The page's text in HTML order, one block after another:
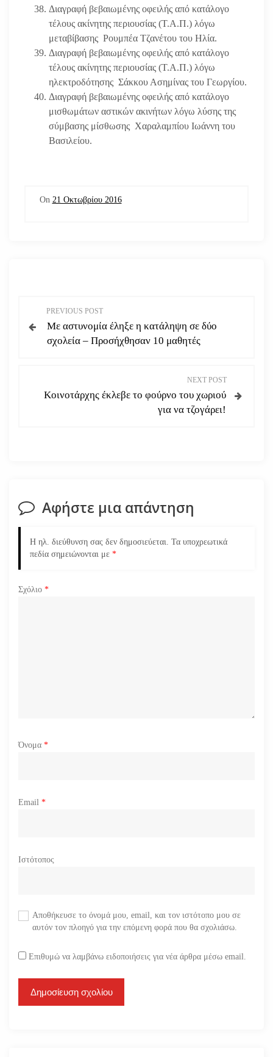
Διαγραφή βεβαιωμένης οφειλής από κατάλογο
τέλους ακίνητης περιουσίας (Τ.Α.Π.) λόγω
μεταβίβασης Ρουμπέα Τζανέτου του Ηλία.
Διαγραφή βεβαιωμένης οφειλής από κατάλογο
τέλους ακίνητης περιουσίας (Τ.Α.Π.) λόγω
ηλεκτροδότησης Σάκκου Ασημίνας του Γεωργίου.
Διαγραφή βεβαιωμένης οφειλής από κατάλογο
μισθωμάτων αστικών ακινήτων λόγω λύσης της
σύμβασης μίσθωσης Χαραλαμπίου Ιωάννη του
Βασιλείου.
On 21 Οκτωβρίου 2016
λ
η
ά
θ
PREVIOUS POST
Με αστυνομία έληξε η κατάληψη σε δύο
σχολεία – Προσήχθησαν 10 μαθητές
NEXT POST
Κοινοτάρχης έκλεβε το φούρνο του χωριού
για να τζογάρει!
Αφήστε μια απάντηση
Η ηλ. διεύθυνση σας δεν δημοσιεύεται. Τα υποχρεωτικά
πεδία σημειώνονται με *
Σχόλιο *
Όνομα *
Email *
Ιστότοπος
Αποθήκευσε το όνομά μου, email, και τον ιστότοπο μου σε
αυτόν τον πλοηγό για την επόμενη φορά που θα σχολιάσω.
Επιθυμώ να λαμβάνω ειδοποιήσεις για νέα άρθρα μέσω email.